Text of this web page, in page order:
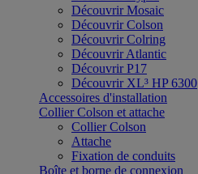
Découvrir Mosaic
Découvrir Colson
Découvrir Colring
Découvrir Atlantic
Découvrir P17
Découvrir XL³ HP 6300
Accessoires d'installation
Collier Colson et attache
Collier Colson
Attache
Fixation de conduits
Boîte et borne de connexion